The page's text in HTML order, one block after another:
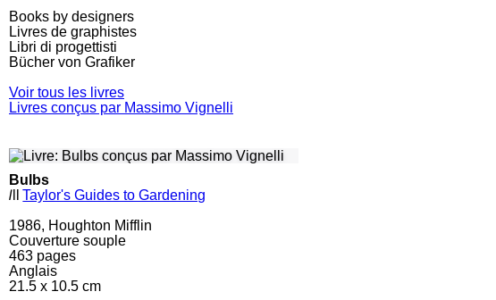
Books by designers
Livres de graphistes
Libri di progettisti
Bücher von Grafiker
Voir tous les livres
Livres conçus par Massimo Vignelli
Bulbs
l
Taylor's Guides to Gardening
1986, Houghton Mifflin
Couverture souple
463 pages
Anglais
21.5 x 10.5 cm